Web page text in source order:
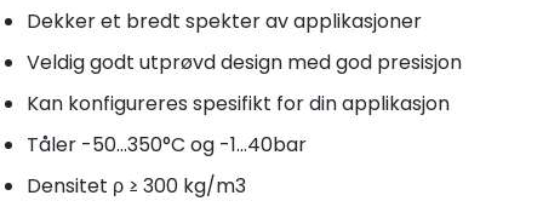
Dekker et bredt spekter av applikasjoner
Veldig godt utprøvd design med god presisjon
Kan konfigureres spesifikt for din applikasjon
Tåler -50...350°C og -1...40bar
Densitet ρ ≥ 300 kg/m3